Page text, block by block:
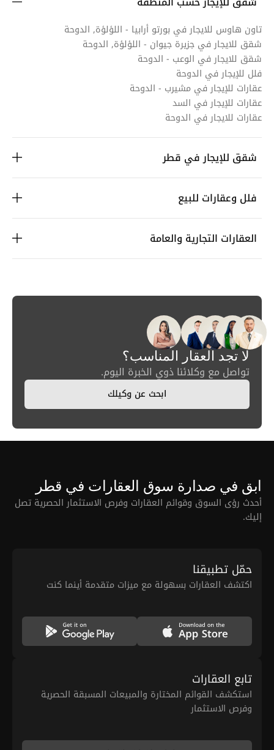
تاون هاوس للايجار في بورتو أرابيا - اللؤلؤة, الدوحة
شقق للايجار في جزيرة جيوان - اللؤلؤة, الدوحة
شقق للايجار في الوعب - الدوحة
فلل للإيجار في الدوحة
عقارات للإيجار في مشيرب - الدوحة
عقارات للإيجار في السد
عقارات للايجار في الدوحة
شقق للإيجار في قطر
فلل وعقارات للبيع
العقارات التجارية والعامة
لا تجد العقار المناسب؟
تواصل مع وكلائنا ذوي الخبرة اليوم.
ابحث عن وكيلك
ابق في صدارة سوق العقارات في قطر
أحدث رؤى السوق وقوائم العقارات وفرص الاستثمار الحصرية تصل
إليك.
حمّل تطبيقنا
اكتشف العقارات بسهولة مع ميزات متقدمة أينما كنت
تابع العقارات
استكشف القوائم المختارة والمبيعات المسبقة الحصرية
وفرص الاستثمار